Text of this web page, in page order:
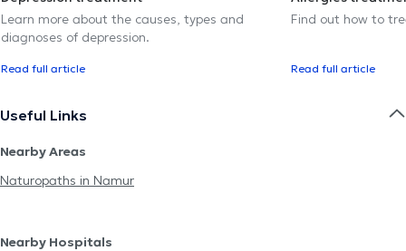
Learn more about the causes, types and
diagnoses of depression.
Read full article
Find out how to
Read full article
Useful Links
Nearby Areas
Naturopaths in Namur
Nearby Hospitals